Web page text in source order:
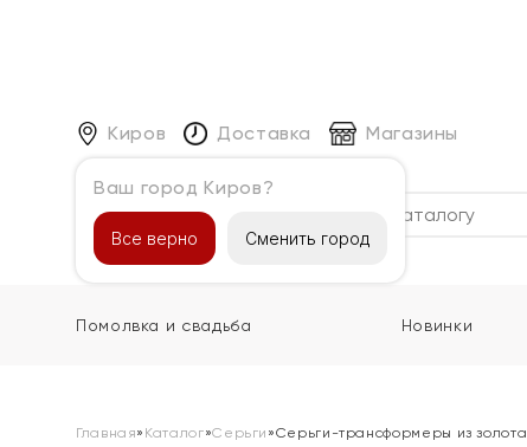
Киров
Ваш город Киров?
Все верно Сменить город
Доставка Магазины
Каталог
Помолвка и свадьба Новинки
Главная» Каталог»Серьги »Серьги-трансформеры из золота